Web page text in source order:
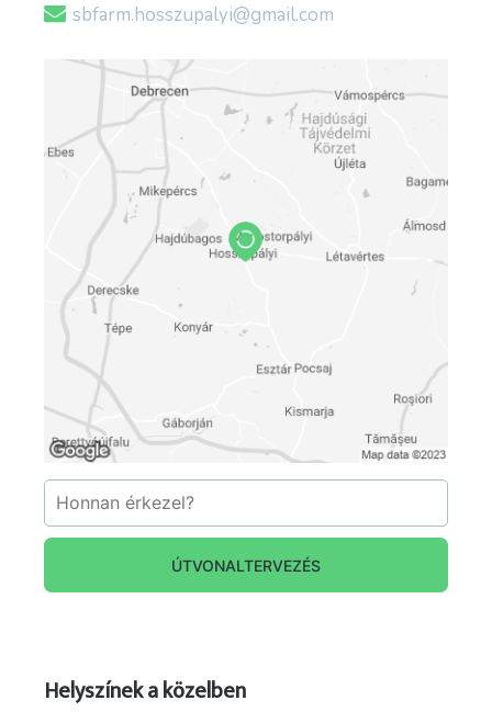
forrás: sbfarm.hu
; facebook.com/sbfarmhosszupalyi
sbfarm.hosszupalyi@gmail.com
ÚTVONALTERVEZÉS
Helyszínek a közelben